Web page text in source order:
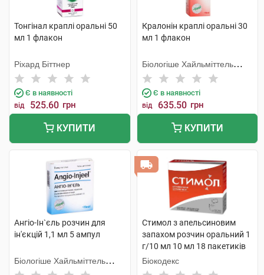
Тонгінал краплі оральні 50
мл 1 флакон
Ріхард Біттнер
Є в наявності
від 525.60 грн
КУПИТИ
Кралонін краплі оральні 30
мл 1 флакон
Біологіше Хайльміттель
Хеель
Є в наявності
від 635.50 грн
КУПИТИ
Ангіо-Ін`єль розчин для
ін'єкцій 1,1 мл 5 ампул
Біологіше Хайльміттель
Хеель
Стимол з апельсиновим
запахом розчин оральний 1
г/10 мл 10 мл 18 пакетиків
Біокодекс